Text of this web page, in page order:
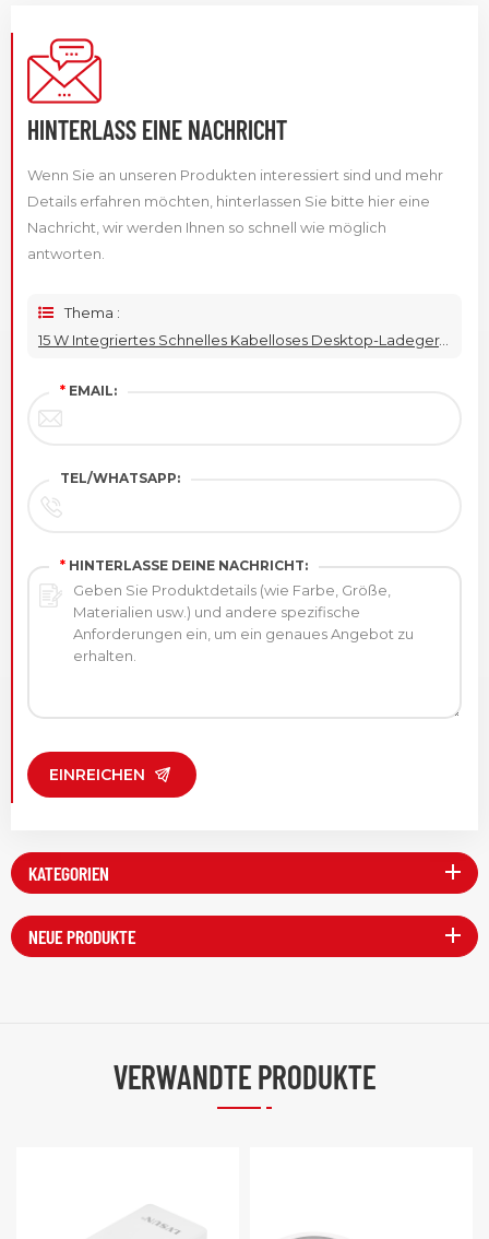
HINTERLASS EINE NACHRICHT
Wenn Sie an unseren Produkten interessiert sind und mehr
Details erfahren möchten, hinterlassen Sie bitte hier eine
Nachricht, wir werden Ihnen so schnell wie möglich
antworten.
Thema :
15 W Integriertes Schnelles Kabelloses Desktop-Ladegerät
* EMAIL:
TEL/WHATSAPP:
* HINTERLASSE DEINE NACHRICHT:
EINREICHEN
KATEGORIEN
NEUE PRODUKTE
VERWANDTE PRODUKTE